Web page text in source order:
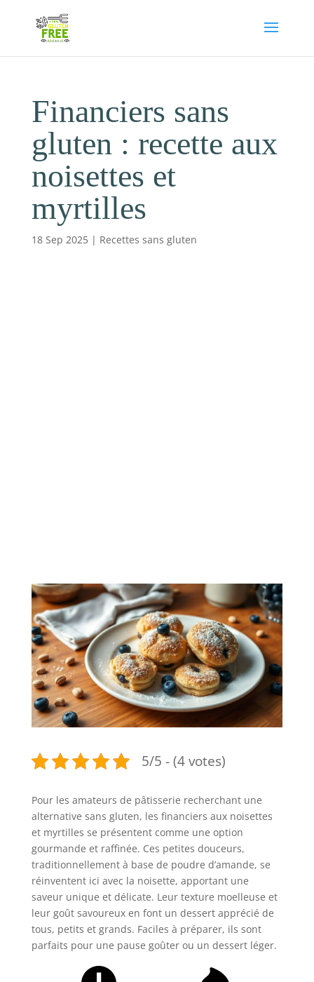
Financiers sans
gluten : recette aux
noisettes et
myrtilles
18 Sep 2025| Recettes sans gluten
5/5 - (4 votes)
Pour les amateurs de pâtisserie recherchant une
alternative sans gluten, les financiers aux noisettes
et myrtilles se présentent comme une option
gourmande et raffinée. Ces petites douceurs,
traditionnellement à base de poudre d’amande, se
réinventent ici avec la noisette, apportant une
saveur unique et délicate. Leur texture moelleuse et
leur goût savoureux en font un dessert apprécié de
tous, petits et grands. Faciles à préparer, ils sont
parfaits pour une pause goûter ou un dessert léger.